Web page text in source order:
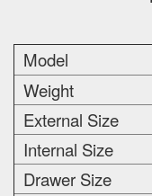
Model
Weight
External Size
Internal Size
Drawer Size